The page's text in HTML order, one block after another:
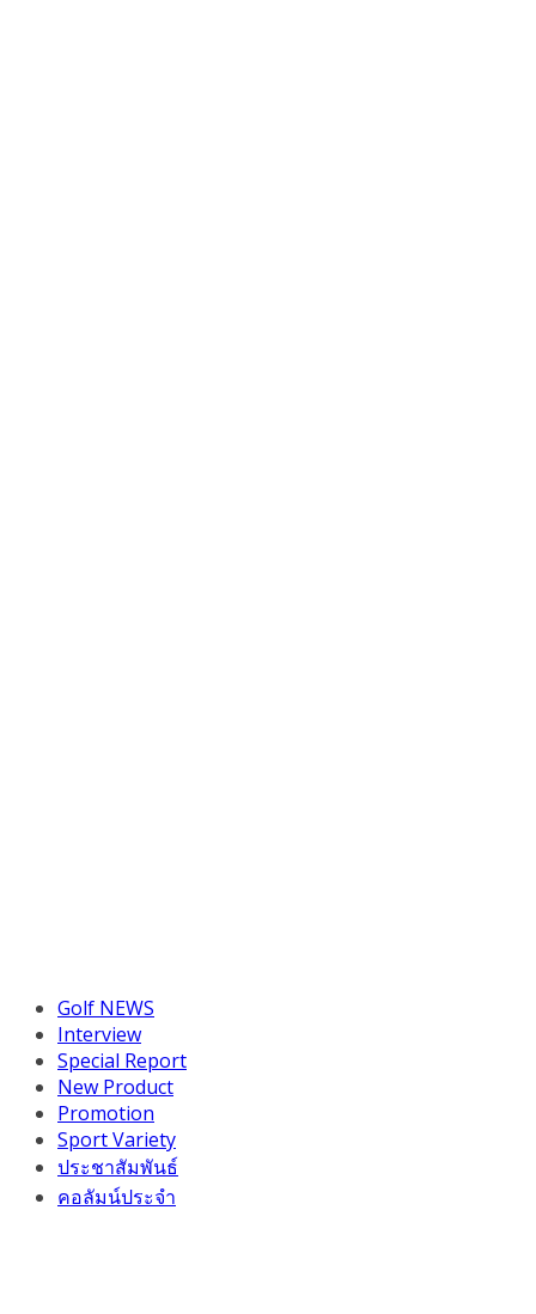
Golf NEWS
Interview
Special Report
New Product
Promotion
Sport Variety
ประชาสัมพันธ์
คอลัมน์ประจำ